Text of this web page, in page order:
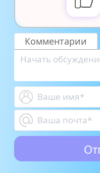
Комментарии